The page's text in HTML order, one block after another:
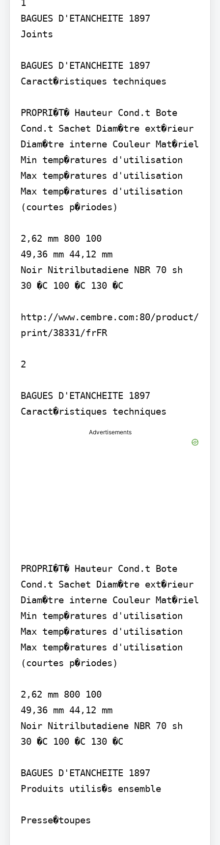
1
BAGUES D'ETANCHEITE 1897
Joints
BAGUES D'ETANCHEITE 1897
Caract�ristiques techniques
PROPRI�T� Hauteur Cond.t Bote
Cond.t Sachet Diam�tre ext�rieur
Diam�tre interne Couleur Mat�riel
Min temp�ratures d'utilisation
Max temp�ratures d'utilisation
Max temp�ratures d'utilisation
(courtes p�riodes)
2,62 mm 800 100
49,36 mm 44,12 mm
Noir Nitrilbutadiene NBR 70 sh
30 �C 100 �C 130 �C
http://www.cembre.com:80/product/
print/38331/frFR
2
BAGUES D'ETANCHEITE 1897
Advertisements
PROPRI�T� Hauteur Cond.t Bote
Cond.t Sachet Diam�tre ext�rieur
Diam�tre interne Couleur Mat�riel
Min temp�ratures d'utilisation
Max temp�ratures d'utilisation
Max temp�ratures d'utilisation
(courtes p�riodes)
2,62 mm 800 100
49,36 mm 44,12 mm
Noir Nitrilbutadiene NBR 70 sh
30 �C 100 �C 130 �C
BAGUES D'ETANCHEITE 1897
Produits utilis�s ensemble
Presse�toupes